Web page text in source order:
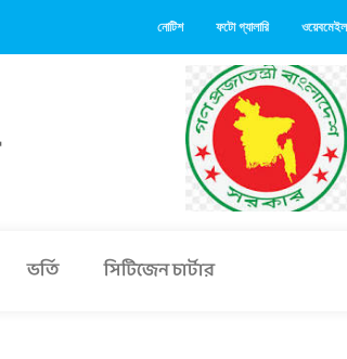
নোটিশ ফটো গ্যালারি ওয়েবমেইল
ভর্তি সিটিজেন চার্টার